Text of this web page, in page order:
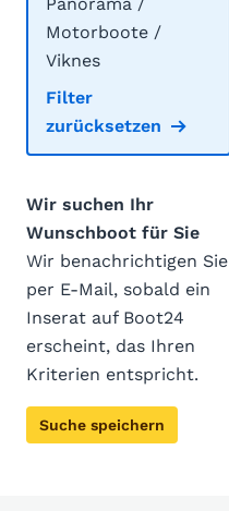
Motorboote /
Viknes
Filter
zurücksetzen
Wir suchen Ihr
Wunschboot für Sie
Wir benachrichtigen Sie
per E-Mail, sobald ein
Inserat auf Boot24
erscheint, das Ihren
Kriterien entspricht.
Suche speichern